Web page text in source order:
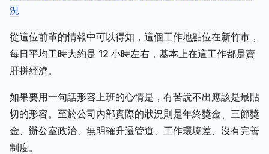
況
從這位前輩的情報中可以得知，這個工作地點位在新竹市，
每日平均工時大約是 12 小時左右，基本上在這工作都是賣
肝拼經濟。
如果要用一句話形容上班的心情是，有苦說不出應該是最貼
切的形容。至於公司內部實際的狀況則是年終獎金、三節獎
金、辦公室政治、無明確升遷管道、工作環境差、沒有完善
制度。